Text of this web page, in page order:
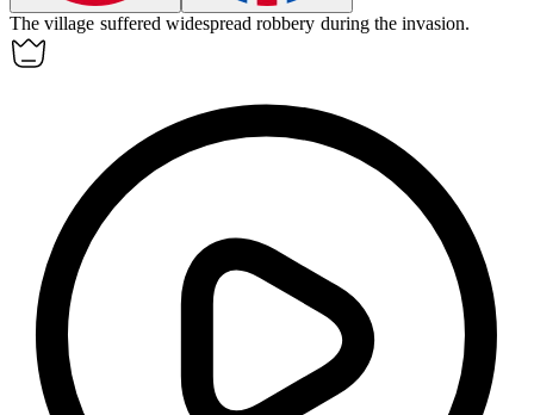
The village suffered widespreadrobbery during the invasion.